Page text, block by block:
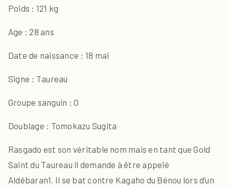
Poids : 121 kg
Age : 28 ans
Date de naissance : 18 mai
Signe : Taureau
Groupe sanguin : O
Doublage : Tomokazu Sugita
Rasgado est son véritable nom mais en tant que Gold
Saint du Taureau il demande à être appelé
Aldébaran1. Il se bat contre Kagaho du Bénou lors d’un